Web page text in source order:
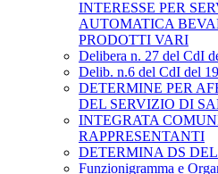
INTERESSE PER
AUTOMATICA
PRODOTTI VARI
Delibera n. 27 del CdI
Delib. n.6 del CdI del
DETERMINE PER
DEL SERVIZIO DI
INTEGRATA
RAPPRESENTANTI
DETERMINA DS DEL
Funzionigramma e